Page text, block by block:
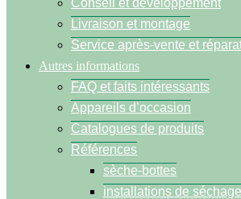
Conseil et développement
Livraison et montage
Service après-vente et
Autres informations
FAQ et faits intéressants
Appareils d’occasion
Catalogues de produits
Références
sèche-bottes
installations de